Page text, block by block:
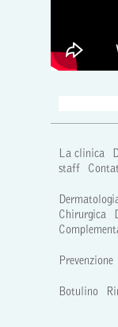
La clinica
staff
Chirurgica
Prevenzione
Botulino